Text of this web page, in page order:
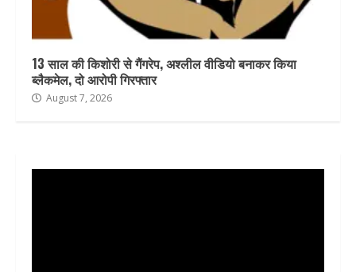
13 साल की किशोरी से गैंगरेप, अश्लील वीडियो बनाकर किया
ब्लैकमेल, दो आरोपी गिरफ्तार
August 7, 2026